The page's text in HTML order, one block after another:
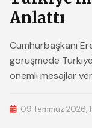
Anlattı
Cumhurbaşkanı
görüşmede
önemli mesajlar
09 Temmuz 2026,